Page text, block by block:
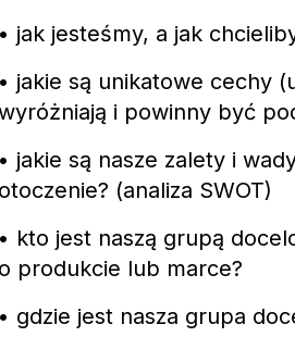
• jak jesteśmy, a jak
• jakie są unikatowe cechy
i powinny być
• jakie są nasze zalety i
otoczenie? (analiza SWOT)
• kto jest naszą grupą
o produkcie lub marce?
• gdzie jest nasza grupa